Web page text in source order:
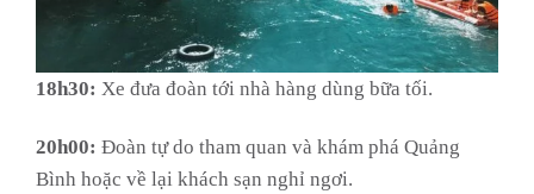
18h30: Xe đưa đoàn tới nhà hàng dùng bữa tối.
20h00: Đoàn tự do tham quan và khám phá Quảng
Bình hoặc về lại khách sạn nghỉ ngơi.